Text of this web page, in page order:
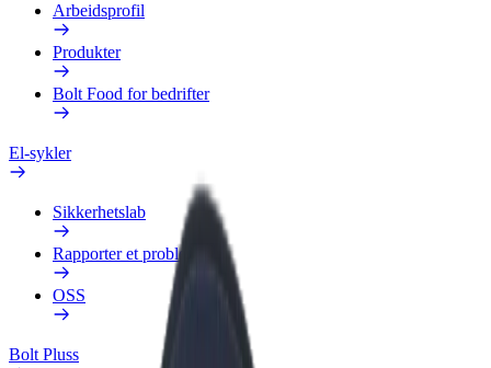
Arbeidsprofil
Produkter
Bolt Food for bedrifter
El-sykler
Sikkerhetslab
Rapporter et problem
OSS
Bolt Pluss